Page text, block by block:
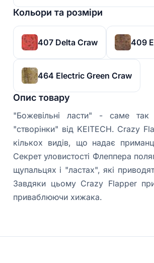
Кольори та розміри
407 Delta Craw 409
464 Electric Green Craw
Опис товару
"Божевільні ласти" - саме так
"створінки" від KEITECH. Crazy
кількох видів, що надає
Секрет уловистості Флеппера
щупальцях і "ластах", які
Завдяки цьому Crazy Flapper при
приваблюючи хижака.